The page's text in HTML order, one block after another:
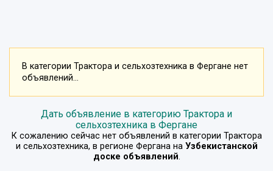
В категории Трактора и сельхозтехника в Фергане нет
объявлений...
Дать объявление в категорию Трактора и
сельхозтехника в Фергане
К сожалению сейчас нет объявлений в категории Трактора
и сельхозтехника, в регионе Ферганана Узбекистанской
доске объявлений.